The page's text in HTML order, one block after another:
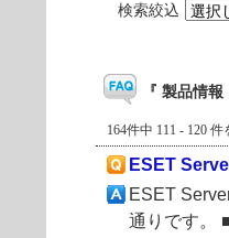
検索絞込
『 製品情
164件中 111 - 120 件
ESET
ESET
通りです。